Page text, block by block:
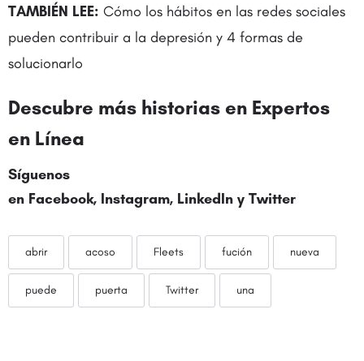
TAMBIÉN LEE: Cómo los hábitos en las redes sociales
pueden contribuir a la depresión y 4 formas de
solucionarlo
Descubre más historias en Expertos
en Línea
Síguenos
en Facebook, Instagram, LinkedIn y Twitter
abrir acoso Fleets fución nueva
puede puerta Twitter una